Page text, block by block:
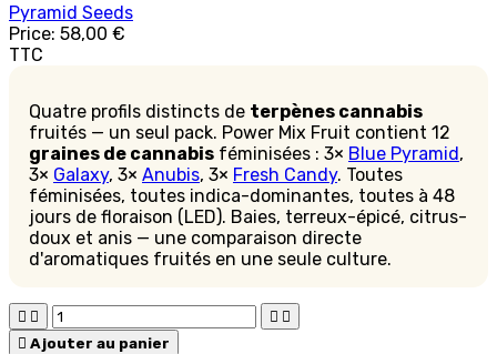
Pyramid Seeds
Price: 58,00 €
TTC
Quatre profils distincts de terpènes cannabis
fruités — un seul pack. Power Mix Fruit contient 12
graines de cannabis féminisées : 3× Blue Pyramid,
3× Galaxy, 3× Anubis, 3× Fresh Candy. Toutes
féminisées, toutes indica-dominantes, toutes à 48
jours de floraison (LED). Baies, terreux-épicé, citrus-
doux et anis — une comparaison directe
d'aromatiques fruités en une seule culture.
   
 Ajouter au panier